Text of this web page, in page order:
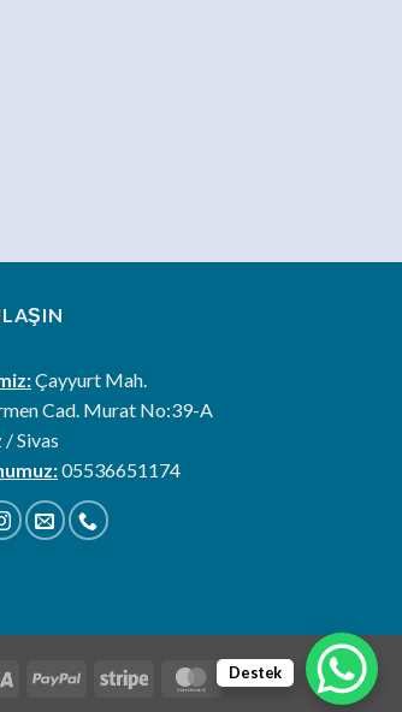
Çayyurt Mah.
Cad. Murat No:39-A
Sivas
05536651174
Visa PayPal Stripe MasterCard
Destek